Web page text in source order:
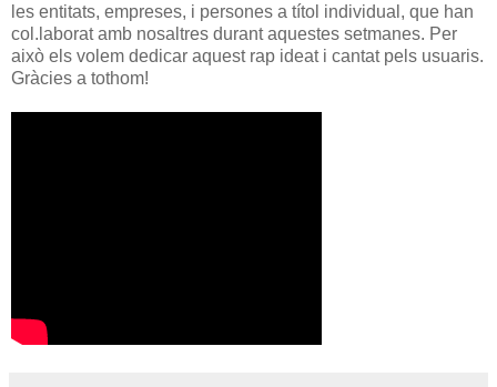
les entitats, empreses, i persones a títol individual, que han
col.laborat amb nosaltres durant aquestes setmanes. Per
això els volem dedicar aquest rap ideat i cantat pels usuaris.
Gràcies a tothom!